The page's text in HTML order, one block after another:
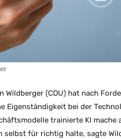
Wildberger (CDU) hat nach
Eigenständigkeit bei der
trainierte KI
selbst für richtig halte, sagte